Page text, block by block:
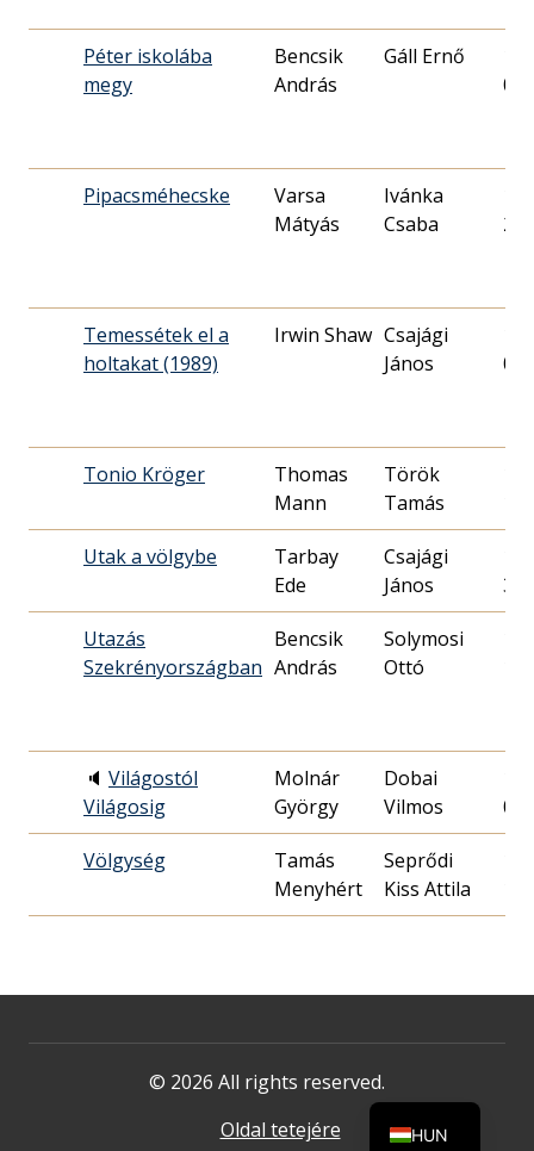
Péter iskolába
megy
Bencsik
András
Gáll Ernő
01.
Pipacsméhecske
Varsa
Mátyás
Ivánka
Csaba
23.
Temessétek el a
holtakat (1989)
Irwin Shaw Csajági
János
04.
Tonio Kröger
Thomas
Mann
Török
Tamás
Utak a völgybe
Tarbay
Ede
Csajági
János
30.
Utazás
Szekrényországban
Bencsik
András
Solymosi
Ottó
🔈 Világostól
Világosig
Molnár
György
Dobai
Vilmos
07.
Völgység
Tamás
Menyhért
Seprődi
Kiss Attila
© 2026 All rights reserved.
Oldal tetejére
HUN